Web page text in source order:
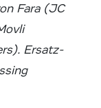
Fara (JC
Ersatz-